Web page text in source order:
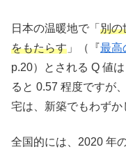
日本の温暖地で「 別の
をもたらす 」（『最高
p.20）とされる Q 値
ると 0.57 程度ですが
宅は、新築でもわずか
全国的には、2020 年